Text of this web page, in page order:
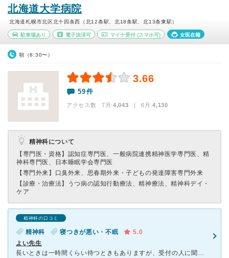
北海道大学病院
北海道札幌市北区北十四条西（北12条駅、北18条駅、北13条東駅）
駐車場あり 電子決済可 マイナ受付 (スマホ可) 女医在籍
朝（8:30〜）
3.66
59件
アクセス数 7月:4,043 | 6月:4,130
精神科について
【専門医・資格】 認知症専門医、一般病院連携精神医学専門医、精
神科専門医、日本睡眠学会専門医
【専門外来】 口臭外来、思春期外来・子どもの発達障害専門外来
【診療・治療法】
うつ病の認知行動療法、精神療法、精神科デイ・
ケア
精神科の口コミ
精神科 寝つきが悪い・不眠
5.0
よい先生
長いときは一時間くらい待つときもありますが、受付の人に聞くと大体なん番目かは教えてくれます。 とても良い先生です。話はしっかり聞いてくれますし、優しいです。精神科は自分にあう先生を探すのが一番か